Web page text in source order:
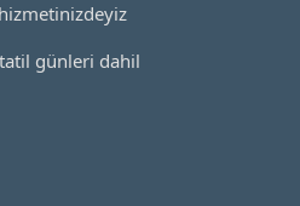
günleri dahil